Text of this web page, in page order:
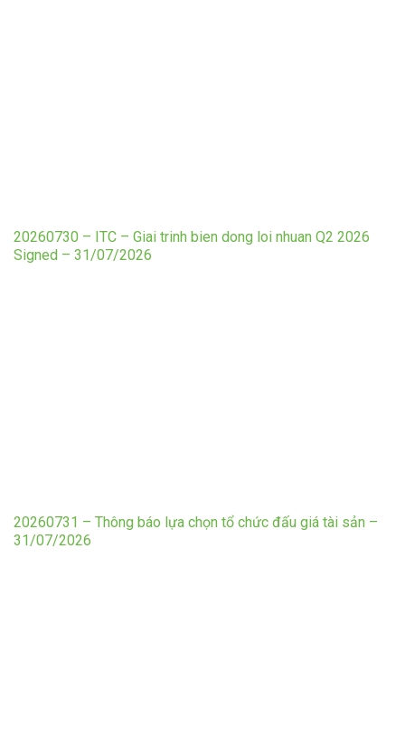
20260730 – ITC – Giai trinh bien dong loi nhuan Q2 2026
Signed – 31/07/2026
20260731 – Thông báo lựa chọn tổ chức đấu giá tài sản –
31/07/2026